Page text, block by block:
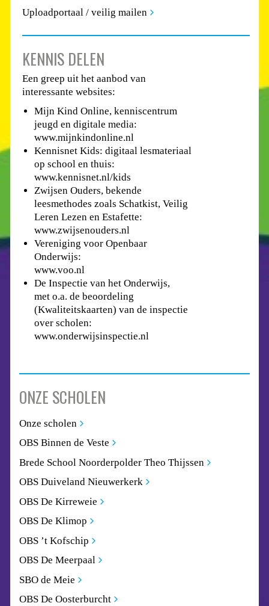
Uploadportaal / veilig mailen
KENNIS DELEN
Een greep uit het aanbod van
interessante websites:
Mijn Kind Online, kenniscentrum
jeugd en digitale media:
www.mijnkindonline.nl
Kennisnet Kids: digitaal lesmateriaal
op school en thuis:
www.kennisnet.nl/kids
Zwijsen Ouders, bekende
leesmethodes zoals Schatkist, Veilig
Leren Lezen en Estafette:
www.zwijsenouders.nl
Vereniging voor Openbaar
Onderwijs:
www.voo.nl
De Inspectie van het Onderwijs,
met o.a. de beoordeling
(Kwaliteitskaarten) van de inspectie
over scholen:
www.onderwijsinspectie.nl
ONZE SCHOLEN
Onze scholen
OBS Binnen de Veste
Brede School Noorderpolder Theo Thijssen
OBS Duiveland Nieuwerkerk
OBS De Kirreweie
OBS De Klimop
OBS ’t Kofschip
OBS De Meerpaal
SBO de Meie
OBS De Oosterburcht